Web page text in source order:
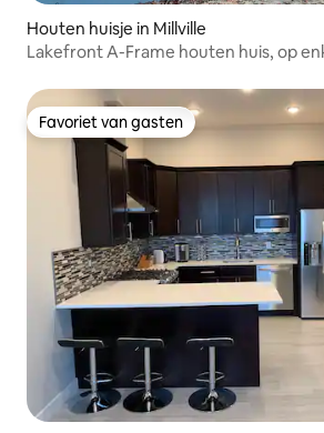
Houten huisje in Millville
Lakefront A-Frame houten huis, op
Favoriet van gasten
Favoriet van gasten